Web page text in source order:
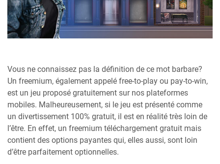
Vous ne connaissez pas la définition de ce mot barbare?
Un freemium, également appelé free-to-play ou pay-to-win,
est un jeu proposé gratuitement sur nos plateformes
mobiles. Malheureusement, si le jeu est présenté comme
un divertissement 100% gratuit, il est en réalité très loin de
l’être. En effet, un freemium téléchargement gratuit mais
contient des options payantes qui, elles aussi, sont loin
d’être parfaitement optionnelles.